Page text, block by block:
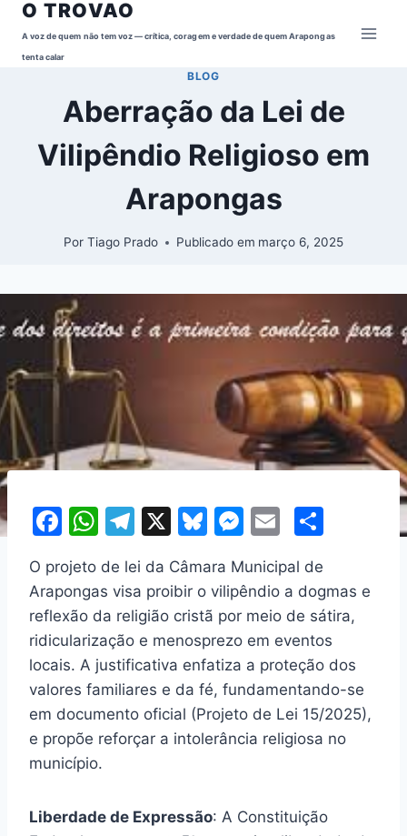
Pular
para
O TROVAO
A voz de quem não tem voz — crítica, coragem e verdade de quem Arapongas
tenta calar
BLOG
Aberração da Lei de
Vilipêndio Religioso em
Arapongas
Por Tiago Prado Publicado em março 6, 2025
F
c
e
b
o
o
k
W
at
s
A
p
p
T
e
gr
a
m
X
Bl
e
s
k
y
M
s
s
e
n
g
er
E
ai
l
ar
e
O projeto de lei da Câmara Municipal de
Arapongas visa proibir o vilipêndio a dogmas e
reflexão da religião cristã por meio de sátira,
ridicularização e menosprezo em eventos
locais. A justificativa enfatiza a proteção dos
valores familiares e da fé, fundamentando-se
em documento oficial (Projeto de Lei 15/2025),
e propõe reforçar a intolerância religiosa no
município.
Liberdade de Expressão: A Constituição